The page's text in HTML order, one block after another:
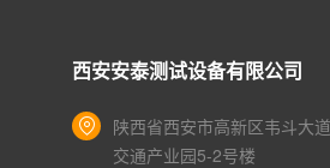
西安安泰测试设备有限公司
陕西省西安市高新区韦斗大
交通产业园5-2号楼